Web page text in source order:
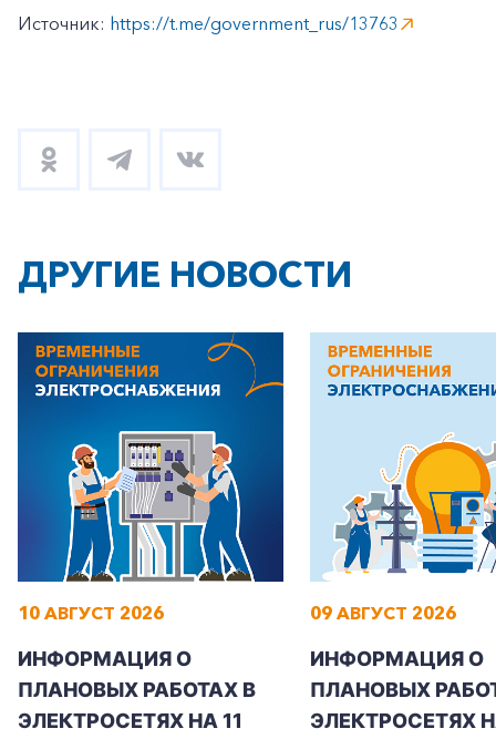
+7-800-700-24-57
Заказать обратный звонок
Частным клиентам
Корпоративным клиентам
Источник: https://t.me/government_rus/13763
ДРУГИЕ НОВОСТИ
10 АВГУСТ 2026
ИНФОРМАЦИЯ О
ПЛАНОВЫХ РАБОТАХ В
ЭЛЕКТРОСЕТЯХ НА 11
09 АВГУСТ 2026
ИНФОРМАЦИЯ О
ПЛАНОВЫХ
ЭЛЕКТРОСЕТЯХ